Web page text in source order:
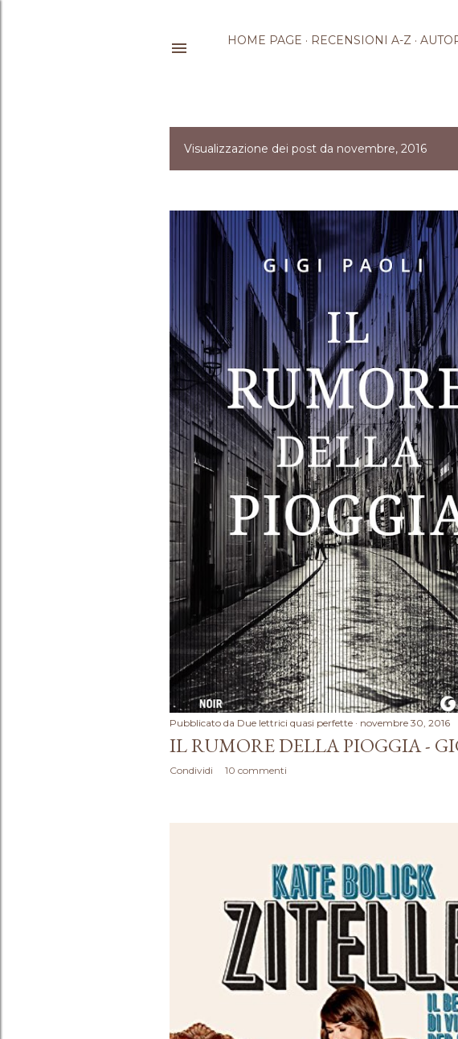
HOME PAGE RECENSIONI A-Z
P
s
Visualizzazione dei post da novembre, 2016
Pubblicato da Due lettrici quasi perfette novembre 30, 2016
IL RUMORE DELLA PIOGGIA -
Condividi 10 commenti